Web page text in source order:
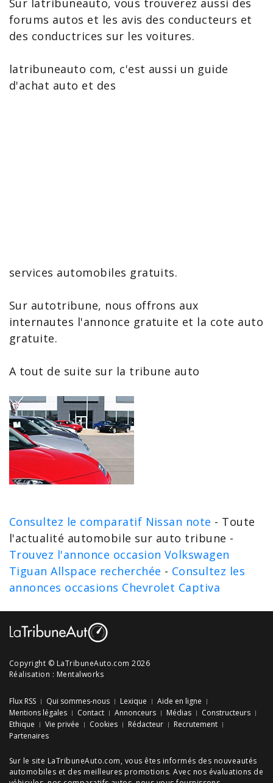
Sur latribuneauto, vous trouverez aussi des
forums autos et les avis des conducteurs et
des conductrices sur les voitures.
latribuneauto com, c'est aussi un guide
d'achat auto et des
services automobiles gratuits.
Sur autotribune, nous offrons aux
internautes l'annonce gratuite et la cote auto
gratuite.
A tout de suite sur la tribune auto
Consultez le comparatif Nissan note - Toute
l'actualité automobile sur auto tribune -
Trouvez l'annonce occasion Volkswagen
Tiguan Allspace recherchée - Consultez les
annonces occasions Chevrolet Captiva
Copyright © LaTribuneAuto.com 2026
Réalisation : Mentalworks
Flux RSS Qui sommes-nous Lexique
Aide en ligne
Mentions légales
Contact Annonceurs Médias
Constructeurs
Ethique
Vie privée Cookies Rédacteur
Recrutement
Partenaires
Sur le site LaTribuneAuto.com, vous êtes informés des nouveautés
automobiles et des meilleures promotions. Avec nos évaluations de